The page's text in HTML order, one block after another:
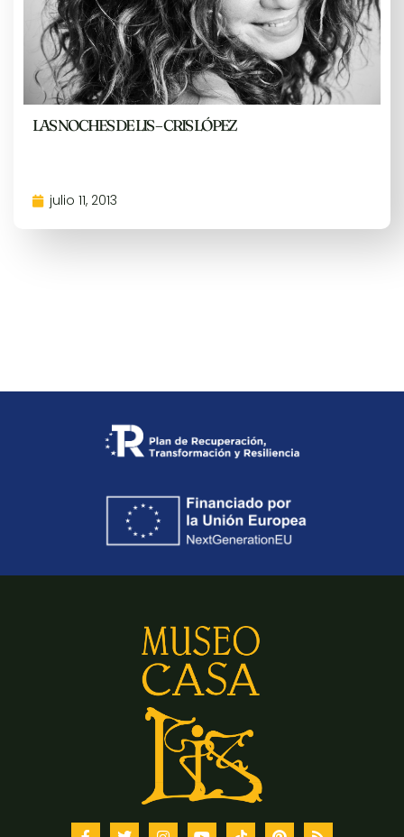
LAS NOCHES DE LIS – CRIS LÓPEZ
julio 11, 2013